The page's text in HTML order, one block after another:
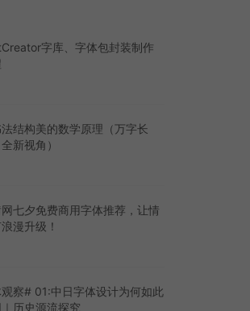
字库、字体包封装制作
结构美的数学原理（万字长
新视角）
七夕免费商用字体推荐，让情
浪漫升级！
察# 01:中日字体设计为何如此
历史源流探究